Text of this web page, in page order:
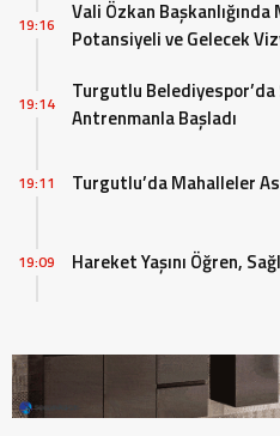
Vali Özkan Başkanlığında
Potansiyeli ve Gelecek
19:16
Turgutlu
Antrenmanla Başladı
19:14
Turgutlu’da Mahalleler
19:11
Hareket Yaşını Öğren,
19:09